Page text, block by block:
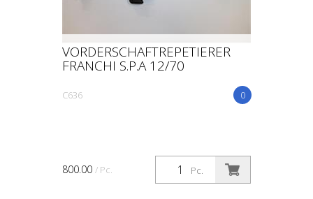
VORDERSCHAFTREPETIERER
FRANCHI S.P.A 12/70
0
C636
Pc.
800.00 / Pc.